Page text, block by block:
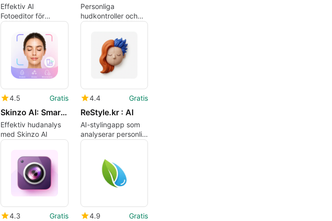
Effektiv AI
Fotoeditor för
Android
Personliga
hudkontroller och
rutiner med en AI
4.5 Gratis
Skinzo AI: Smart Skin Care
Effektiv hudanalys
med Skinzo AI
4.4 Gratis
ReStyle.kr : AI
AI-stylingapp som
analyserar personlig
färg och föreslår
4.3 Gratis 4.9 Gratis